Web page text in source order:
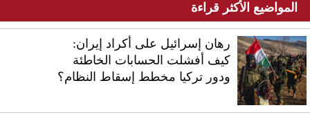
المواضيع الأكثر قراءة
رهان إسرائيل على أكراد إيران:
كيف أفشلت الحسابات الخاطئة
ودور تركيا مخطط إسقاط النظام؟